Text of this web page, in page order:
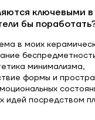
ключевыми
бы
в моих
минимализма,
формы и
идей посредством